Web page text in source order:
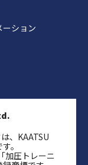
ーション
、KAATSU
。
加圧トレーニ